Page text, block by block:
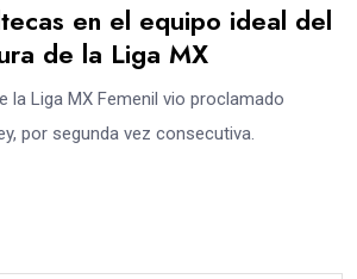
en el equipo ideal del
de la Liga MX
la Liga MX Femenil vio proclamado
por segunda vez consecutiva.